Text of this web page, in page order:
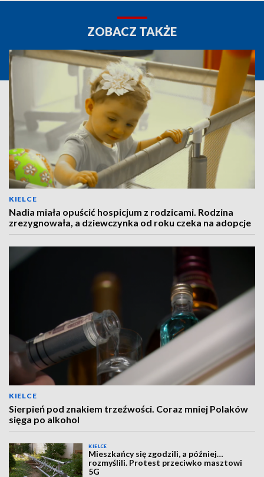
ZOBACZ TAKŻE
KIELCE
Nadia miała opuścić hospicjum z rodzicami. Rodzina
zrezygnowała, a dziewczynka od roku czeka na adopcje
KIELCE
Sierpień pod znakiem trzeźwości. Coraz mniej Polaków
sięga po alkohol
KIELCE
Mieszkańcy się zgodzili, a później…
rozmyślili. Protest przeciwko masztowi
5G